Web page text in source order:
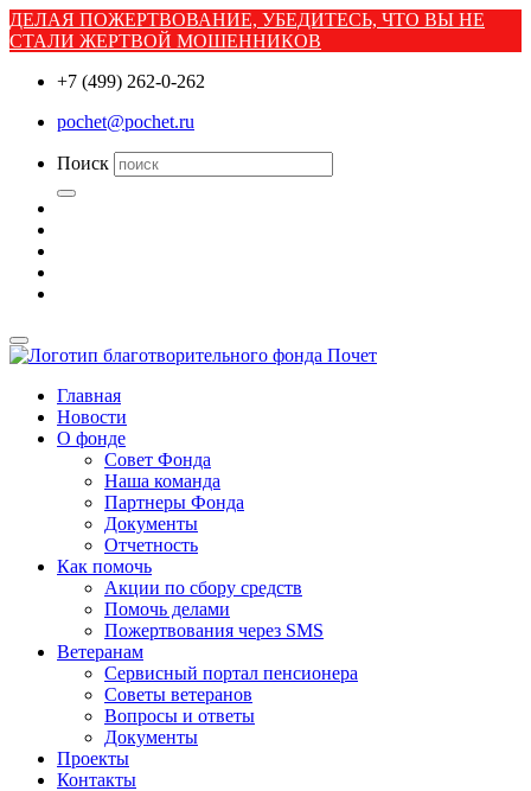
ДЕЛАЯ ПОЖЕРТВОВАНИЕ, УБЕДИТЕСЬ, ЧТО ВЫ НЕ
СТАЛИ ЖЕРТВОЙ МОШЕННИКОВ
+7 (499) 262-0-262
pochet@pochet.ru
Поиск
Главная
Новости
О фонде
Совет Фонда
Наша команда
Партнеры Фонда
Документы
Отчетность
Как помочь
Акции по сбору средств
Помочь делами
Пожертвования через SMS
Ветеранам
Сервисный портал пенсионера
Советы ветеранов
Вопросы и ответы
Документы
Проекты
Контакты